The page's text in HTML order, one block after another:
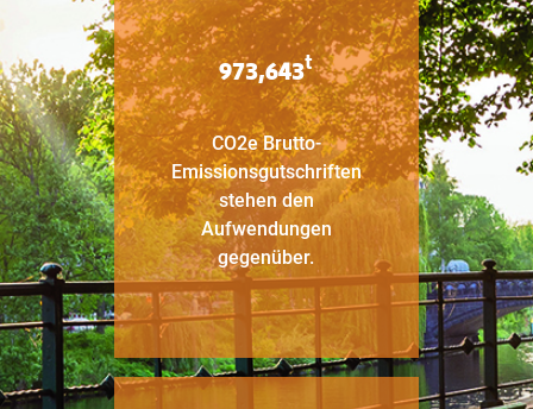
973,643t
CO2e Brutto-
Emissionsgutschriften
stehen den
Aufwendungen
gegenüber.